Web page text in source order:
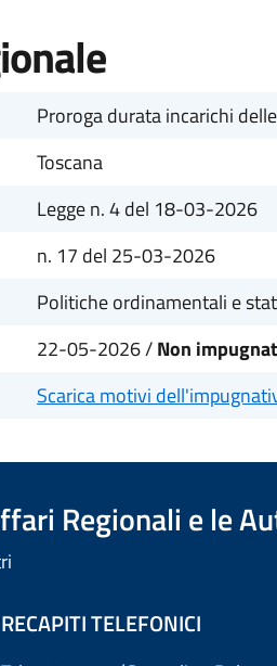
Proroga durata incarichi
Toscana
Legge n. 4 del 18-03-2026
n. 17 del 25-03-2026
Politiche ordinamentali e
22-05-2026 /Non
Scarica motivi
Regionali e le
RECAPITI TELEFONICI